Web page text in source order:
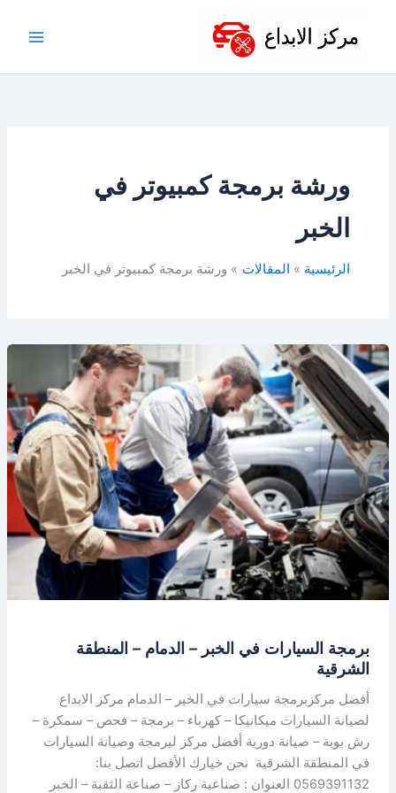
ورشة برمجة كمبيوتر في
الخبر
الرئيسية المقالات ورشة برمجة كمبيوتر في الخبر
برمجة السيارات في الخبر – الدمام – المنطقة
الشرقية
أفضل مركزبرمجة سيارات في الخبر – الدمام مركز الابداع
لصيانة السيارات ميكانيكا – كهرباء – برمجة – فحص – سمكرة –
رش بوية – صيانة دورية أفضل مركز لبرمجة وصيانة السيارات
في المنطقة الشرقية نحن خيارك الأفضل اتصل بنا:
0569391132 العنوان : صناعية ركاز – صناعة الثقبة – الخبر
برمجة
السيارات
في
الخبر
–
الدمام
–
المنطقة
الشرقية